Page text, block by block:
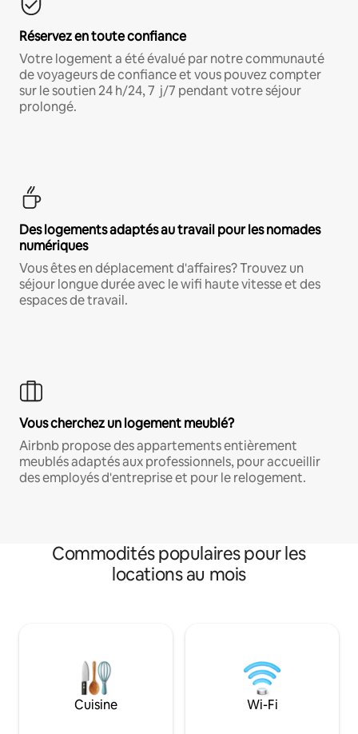
Réservez en toute confiance
Votre logement a été évalué par notre communauté
de voyageurs de confiance et vous pouvez compter
sur le soutien 24 h/24, 7 j/7 pendant votre séjour
prolongé.
Des logements adaptés au travail pour les nomades
numériques
Vous êtes en déplacement d'affaires? Trouvez un
séjour longue durée avec le wifi haute vitesse et des
espaces de travail.
Vous cherchez un logement meublé?
Airbnb propose des appartements entièrement
meublés adaptés aux professionnels, pour accueillir
des employés d'entreprise et pour le relogement.
Commodités populaires pour les
locations au mois
Cuisine Wi-Fi